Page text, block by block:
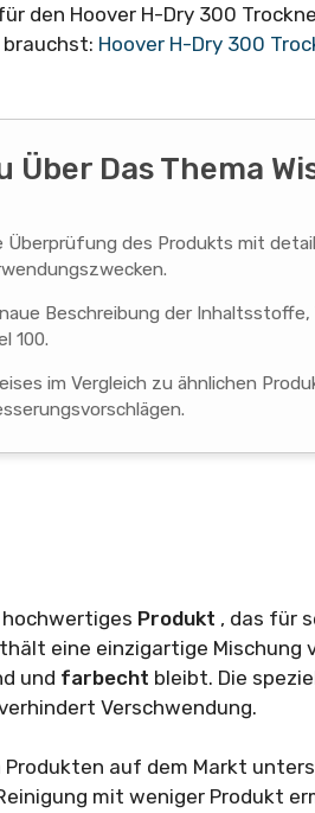
den Hoover H-Dry 300
Hoover H-Dry 300
Über Das Thema
Überprüfung des Produkts mit
Beschreibung der Inhaltsstoffe,
100.
im Vergleich zu ähnlichen
Produkt , das für
eine einzigartige Mischung
und farbecht bleibt. Die
Verschwendung.
Produkten auf dem Markt
mit weniger Produkt